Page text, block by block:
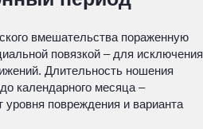
вмешательства пораженную
повязкой – для исключения
Длительность ношения
календарного месяца –
уровня повреждения и варианта